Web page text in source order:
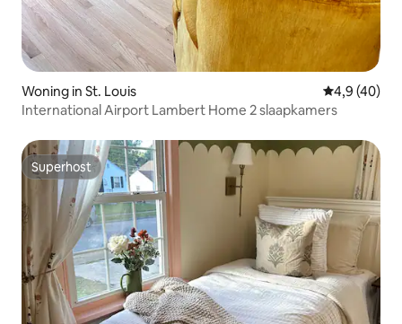
Woning in St. Louis Gemiddelde
4,9 (40)
International Airport Lambert Home 2 slaapkamers
Superhost
Superhost